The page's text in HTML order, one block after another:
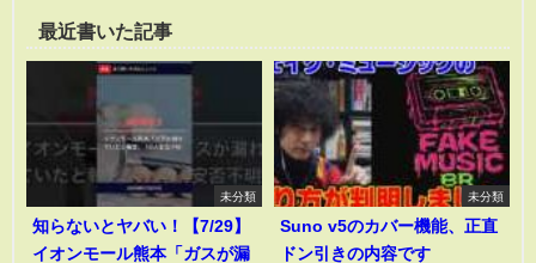
最近書いた記事
未分類
知らないとヤバい！【7/29】
イオンモール熊本「ガスが漏
未分類
Suno v5のカバー機能、正直
ドン引きの内容です